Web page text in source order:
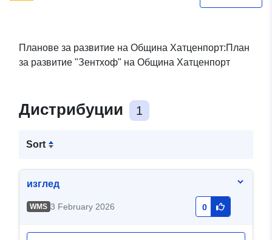
Планове за развитие на Община Хатценпорт:План
за развитие "Зентхоф" на Община Хатценпорт
Дистрибуции 1
Sort
изглед
WMS 3 February 2026 0